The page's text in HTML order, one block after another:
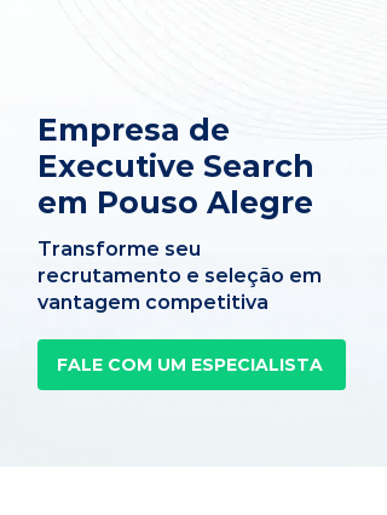
Empresa de
Executive Search
em Pouso Alegre
Transforme seu
recrutamento e seleção em
vantagem competitiva
FALE COM UM ESPECIALISTA